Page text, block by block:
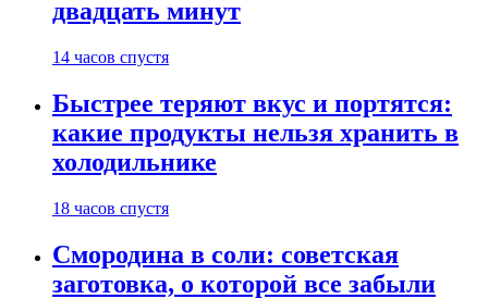
двадцать минут
14 часов спустя
Быстрее теряют вкус и портятся:
какие продукты нельзя хранить в
холодильнике
18 часов спустя
Смородина в соли: советская
заготовка, о которой все забыли